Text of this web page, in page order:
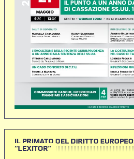
IL PRIMATO DEL DIRITTO
“LEXITOR”